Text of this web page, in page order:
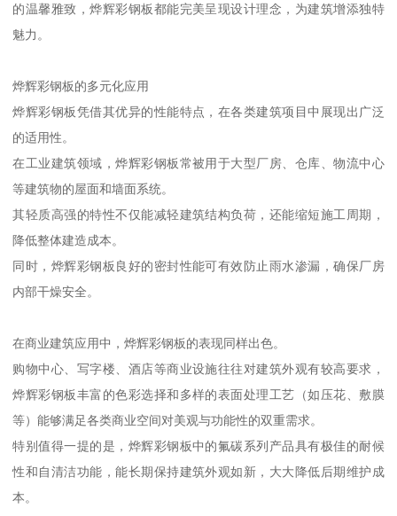
的温馨雅致，烨辉彩钢板都能完美呈现设计理念，为建筑增添独特
魅力。
烨辉彩钢板的多元化应用
烨辉彩钢板凭借其优异的性能特点，在各类建筑项目中展现出广泛
的适用性。
在工业建筑领域，烨辉彩钢板常被用于大型厂房、仓库、物流中心
等建筑物的屋面和墙面系统。
其轻质高强的特性不仅能减轻建筑结构负荷，还能缩短施工周期，
降低整体建造成本。
同时，烨辉彩钢板良好的密封性能可有效防止雨水渗漏，确保厂房
内部干燥安全。
在商业建筑应用中，烨辉彩钢板的表现同样出色。
购物中心、写字楼、酒店等商业设施往往对建筑外观有较高要求，
烨辉彩钢板丰富的色彩选择和多样的表面处理工艺（如压花、敷膜
等）能够满足各类商业空间对美观与功能性的双重需求。
特别值得一提的是，烨辉彩钢板中的氟碳系列产品具有极佳的耐候
性和自清洁功能，能长期保持建筑外观如新，大大降低后期维护成
本。